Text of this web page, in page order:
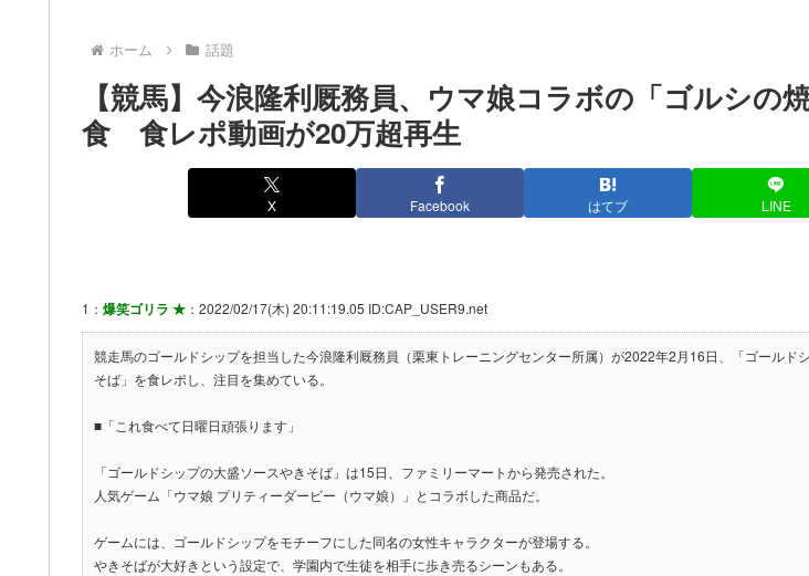
ホーム 話題
【競馬】今浪隆利厩務員、ウマ娘コラボの「ゴルシの
食 食レポ動画が20万超再生
X Facebook はてブ LINE
1： 爆笑ゴリラ ★ ：2022/02/17(木) 20:11:19.05 ID:CAP_USER9.net
競走馬のゴールドシップを担当した今浪隆利厩務員（栗東トレーニングセンター所属）が2022年2月16日、「ゴールド
そば」を食レポし、注目を集めている。
■「これ食べて日曜日頑張ります」
「ゴールドシップの大盛ソースやきそば」は15日、ファミリーマートから発売された。
人気ゲーム「ウマ娘 プリティーダービー（ウマ娘）」とコラボした商品だ。
ゲームには、ゴールドシップをモチーフにした同名の女性キャラクターが登場する。
やきそばが大好きという設定で、学園内で生徒を相手に歩き売るシーンもある。